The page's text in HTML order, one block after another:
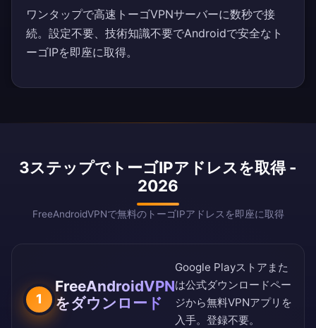
ワンタップで高速トーゴVPNサーバーに数秒で接
続。設定不要、技術知識不要でAndroidで安全なト
ーゴIPを即座に取得。
3ステップでトーゴIPアドレスを取得 -
2026
FreeAndroidVPNで無料のトーゴIPアドレスを即座に取得
1
FreeAndroidVPN
をダウンロード
Google Playストア また
は公式ダウンロードペー
ジから無料VPNアプリを
入手。登録不要。